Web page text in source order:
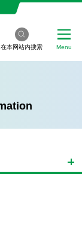
在本网站内搜索 Menu